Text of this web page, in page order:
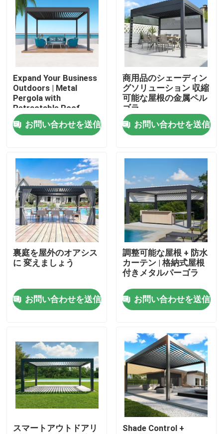
プロダクト
私達について
工場旅行
品質管理
私達に連絡しなさい
引用を要求しなさい
アルミニウム テラスのパーゴラ
アルミニウム ルーバー付きのパーゴラ
Expand Your Business
Outdoors | Metal
Pergola with
Retractable Roof
お問い合わせを送信
商用品のシェーディン
グソリューション 収縮
可能な屋根の金属ペル
ゴラ
お問い合わせを送信
裏庭を屋外のオアシス
に 変えましょう
お問い合わせを送信
調整可能な屋根 + 防水
カーテン | 格納式屋根
付きメタルパーゴラ
お問い合わせを送信
スマートアウトドアリ
Shade Control +